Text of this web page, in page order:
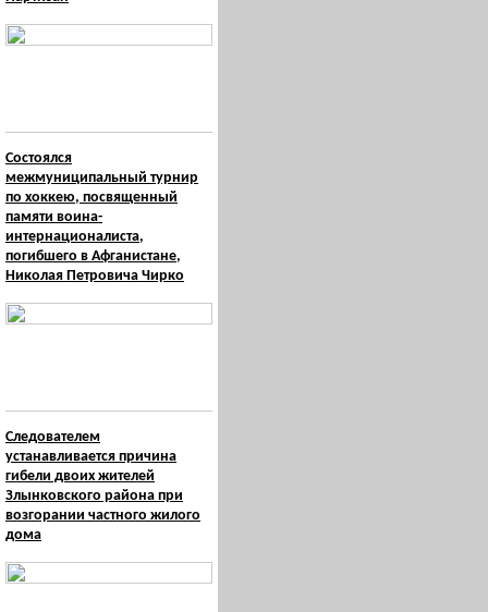
Состоялся
межмуниципальный турнир
по хоккею, посвященный
памяти воина-
интернационалиста,
погибшего в Афганистане,
Николая Петровича Чирко
Следователем
устанавливается причина
гибели двоих жителей
Злынковского района при
возгорании частного жилого
дома